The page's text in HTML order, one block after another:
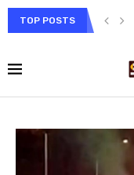
TOP POSTS